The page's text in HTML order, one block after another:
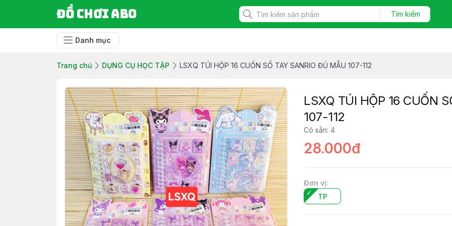
Đồ chơi ABO Tìm kiếm
Danh mục
Trang chủ DỤNG CỤ HỌC TẬP LSXQ TÚI HỘP 16 CUỐN SỔ TAY SANRIO ĐỦ MẪU 107-112
LSXQ TÚI HỘP 16 CUỐN
107-112
Có sẵn: 4
28.000đ
Đơn vị:
TP